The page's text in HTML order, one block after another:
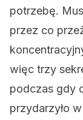
potrzebę.
przez co
więc trzy
podczas gdy
przydarzyło